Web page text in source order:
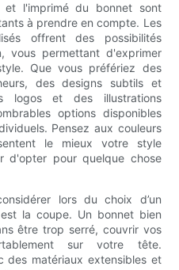
l'imprimé du bonnet sont
à prendre en compte. Les
offrent des possibilités
vous permettant d'exprimer
Que vous préfériez des
des designs subtils et
logos et des illustrations
options disponibles
Pensez aux couleurs
le mieux votre style
d'opter pour quelque chose
lors du choix d’un
la coupe. Un bonnet bien
être trop serré, couvrir vos
sur votre tête.
des matériaux extensibles et